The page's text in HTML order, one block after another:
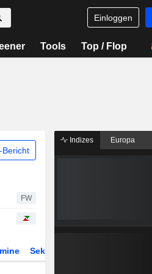
Einloggen
Tools Top / Flop
Bericht
FW
Sektor
Indizes Europa